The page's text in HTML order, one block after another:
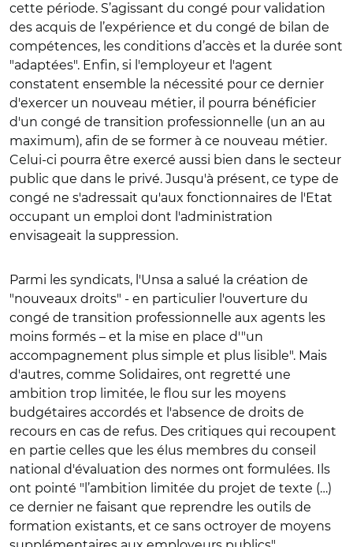
cette période. S’agissant du congé pour validation
des acquis de l’expérience et du congé de bilan de
compétences, les conditions d’accès et la durée sont
"adaptées". Enfin, si l'employeur et l'agent
constatent ensemble la nécessité pour ce dernier
d'exercer un nouveau métier, il pourra bénéficier
d'un congé de transition professionnelle (un an au
maximum), afin de se former à ce nouveau métier.
Celui-ci pourra être exercé aussi bien dans le secteur
public que dans le privé. Jusqu'à présent, ce type de
congé ne s'adressait qu'aux fonctionnaires de l'Etat
occupant un emploi dont l'administration
envisageait la suppression.
Parmi les syndicats, l'Unsa a salué la création de
"nouveaux droits" - en particulier l'ouverture du
congé de transition professionnelle aux agents les
moins formés – et la mise en place d'"un
accompagnement plus simple et plus lisible". Mais
d'autres, comme Solidaires, ont regretté une
ambition trop limitée, le flou sur les moyens
budgétaires accordés et l'absence de droits de
recours en cas de refus. Des critiques qui recoupent
en partie celles que les élus membres du conseil
national d'évaluation des normes ont formulées. Ils
ont pointé "l’ambition limitée du projet de texte (…)
ce dernier ne faisant que reprendre les outils de
formation existants, et ce sans octroyer de moyens